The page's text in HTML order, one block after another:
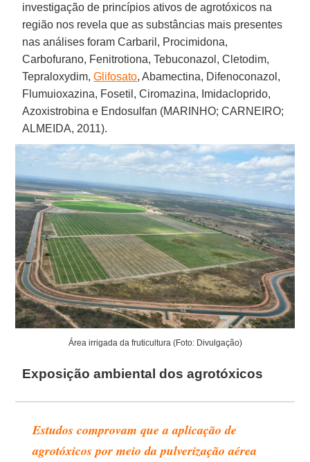
investigação de princípios ativos de agrotóxicos na
região nos revela que as substâncias mais presentes
nas análises foram Carbaril, Procimidona,
Carbofurano, Fenitrotiona, Tebuconazol, Cletodim,
Tepraloxydim,Glifosato, Abamectina, Difenoconazol,
Flumuioxazina, Fosetil, Ciromazina, Imidacloprido,
Azoxistrobina e Endosulfan (MARINHO; CARNEIRO;
ALMEIDA, 2011).
Área irrigada da fruticultura (Foto: Divulgação)
Exposição ambiental dos agrotóxicos
Estudos comprovam que a aplicação de
agrotóxicos por meio da pulverização aérea